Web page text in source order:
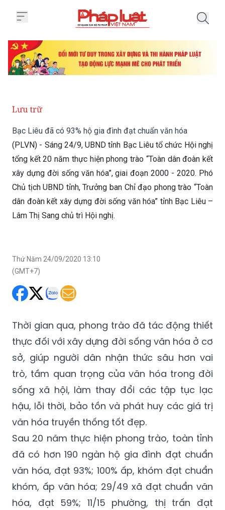
Lưu trữ
Bạc Liêu đã có 93% hộ gia đình đạt chuẩn văn hóa
(PLVN) - Sáng 24/9, UBND tỉnh Bạc Liêu tổ chức Hội nghị
tổng kết 20 năm thực hiện phong trào “Toàn dân đoàn kết
xây dựng đời sống văn hóa”, giai đoạn 2000 - 2020. Phó
Chủ tịch UBND tỉnh, Trưởng ban Chỉ đạo phong trào “Toàn
dân đoàn kết xây dựng đời sống văn hóa” tỉnh Bạc Liêu –
Lâm Thị Sang chủ trì Hội nghị.
Thứ Năm 24/09/2020 13:10
(GMT+7)
Thời gian qua, phong trào đã tác động thiết
thực đối với xây dựng đời sống văn hóa ở cơ
sở, giúp người dân nhận thức sâu hơn vai
trò, tầm quan trọng của văn hóa trong đời
sống xã hội, làm thay đổi các tập tục lạc
hậu, lỗi thời, bảo tồn và phát huy các giá trị
văn hóa truyền thống tốt đẹp.
Sau 20 năm thực hiện phong trào, toàn tỉnh
đã có hơn 190 ngàn hộ gia đình đạt chuẩn
văn hóa, đạt 93%; 100% ấp, khóm đạt chuẩn
khóm, ấp văn hóa; 29/49 xã đạt chuẩn văn
hóa, đạt 59%; 11/15 phường, thị trấn đạt